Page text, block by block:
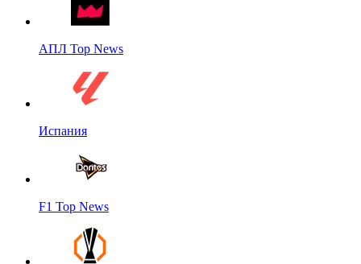
АПЛ Top News
Испания
F1 Top News